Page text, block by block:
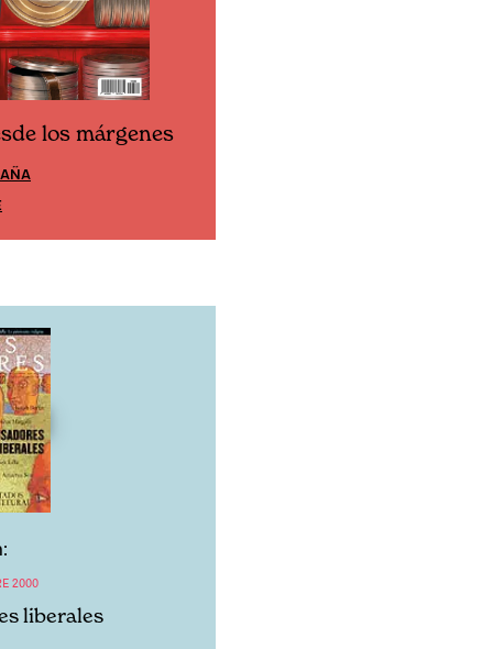
los márgenes
2000
liberales